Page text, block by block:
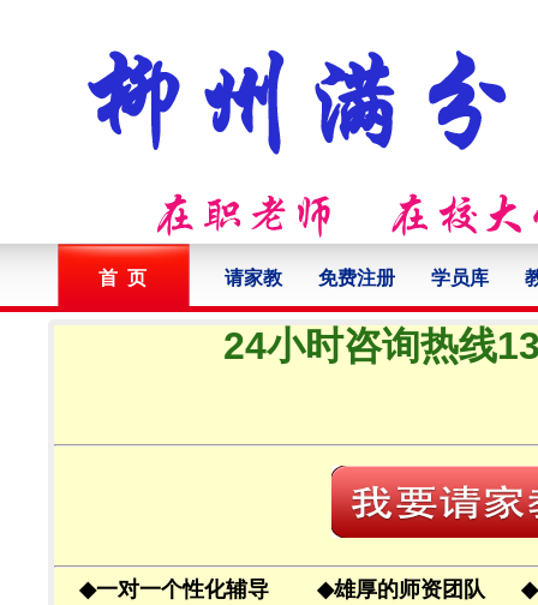
首 页 请家教 免费注册 学员库
24小时咨询热线
◆一对一个性化辅导 ◆雄厚的师资团队 ◆